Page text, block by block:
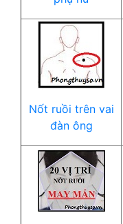
Nốt ruồi trên vai
đàn ông